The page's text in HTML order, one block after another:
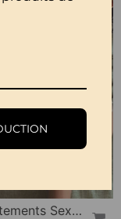
Sous-Vêtements Sexy Creux Taille Basse
% DE RÉDUCTION